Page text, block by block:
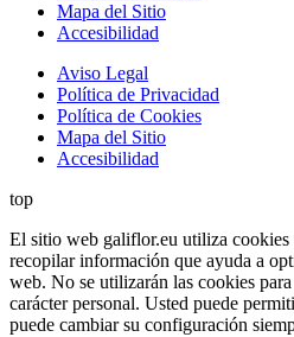
Mapa del Sitio
Accesibilidad
Aviso Legal
Política de Privacidad
Política de Cookies
Mapa del Sitio
Accesibilidad
top
El sitio web galiflor.eu utiliza cookies
recopilar información que ayuda a
web. No se utilizarán las cookies
carácter personal. Usted puede
puede cambiar su configuración